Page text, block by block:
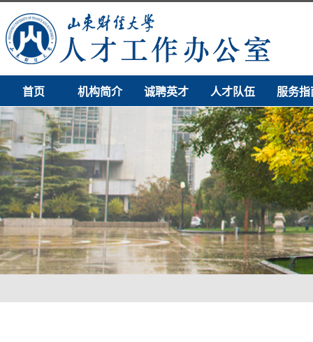
首页 机构简介 诚聘英才 人才队伍 服务指